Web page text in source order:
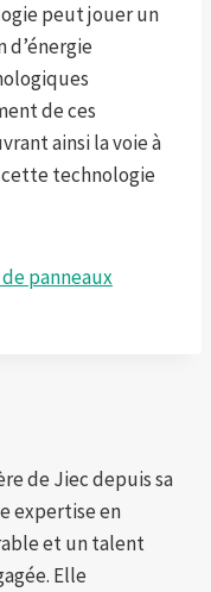
peut jouer un
de ces
ainsi la voie à
technologie
panneaux
de Jiec depuis sa
expertise en
et un talent
Elle